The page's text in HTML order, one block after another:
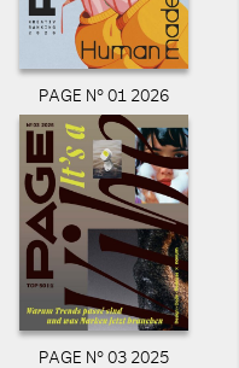
PAGE N° 01 2026
PAGE N° 03 2025